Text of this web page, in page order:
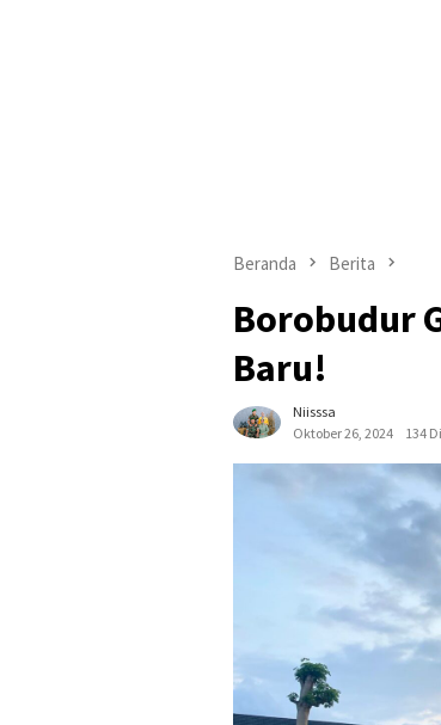
Beranda Berita
Borobudur
Baru!
Niisssa
Oktober 26, 2024
134